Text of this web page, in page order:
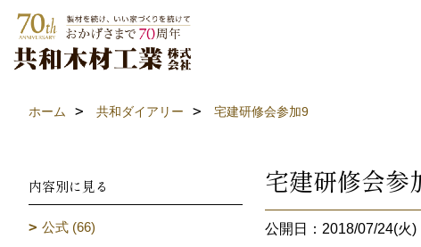
ホーム 共和ダイアリー 宅建研修会参加9
宅建研修会参
公開日：2018/07/24(火)
内容別に見る
公式 (66)